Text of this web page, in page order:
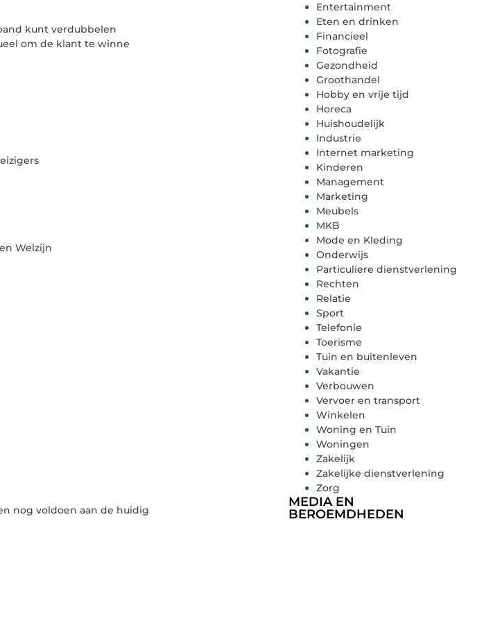
Entertainment
Eten en drinken
Financieel
Fotografie
Gezondheid
Groothandel
Hobby en vrije tijd
Horeca
Huishoudelijk
Industrie
Internet marketing
Kinderen
Management
Marketing
Meubels
MKB
Mode en Kleding
Onderwijs
Particuliere dienstverlening
Rechten
Relatie
Sport
Telefonie
Toerisme
Tuin en buitenleven
Vakantie
Verbouwen
Vervoer en transport
Winkelen
Woning en Tuin
Woningen
Zakelijk
Zakelijke dienstverlening
Zorg
MEDIA EN
BEROEMDHEDEN
kunt verdubbelen
om de klant te winne
Welzijn
nog voldoen aan de huidig